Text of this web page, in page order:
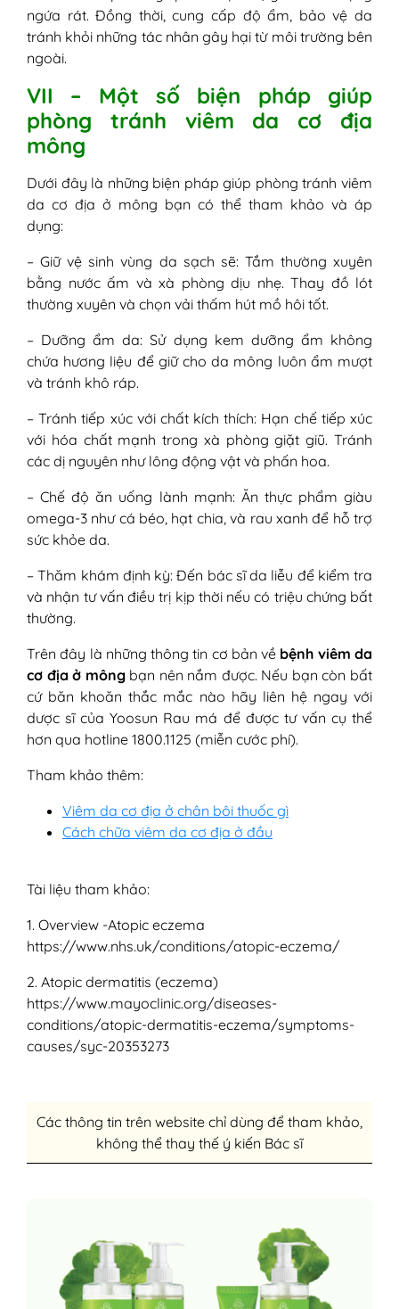
ngứa rát. Đồng thời, cung cấp độ ẩm, bảo vệ da
tránh khỏi những tác nhân gây hại từ môi trường bên
ngoài.
VII – Một số biện pháp giúp
phòng tránh viêm da cơ địa
mông
Dưới đây là những biện pháp giúp phòng tránh viêm
da cơ địa ở mông bạn có thể tham khảo và áp
dụng:
– Giữ vệ sinh vùng da sạch sẽ: Tắm thường xuyên
bằng nước ấm và xà phòng dịu nhẹ. Thay đồ lót
thường xuyên và chọn vải thấm hút mồ hôi tốt.
– Dưỡng ẩm da: Sử dụng kem dưỡng ẩm không
chứa hương liệu để giữ cho da mông luôn ẩm mượt
và tránh khô ráp.
– Tránh tiếp xúc với chất kích thích: Hạn chế tiếp xúc
với hóa chất mạnh trong xà phòng giặt giũ. Tránh
các dị nguyên như lông động vật và phấn hoa.
– Chế độ ăn uống lành mạnh: Ăn thực phẩm giàu
omega-3 như cá béo, hạt chia, và rau xanh để hỗ trợ
sức khỏe da.
– Thăm khám định kỳ: Đến bác sĩ da liễu để kiểm tra
và nhận tư vấn điều trị kịp thời nếu có triệu chứng bất
thường.
Trên đây là những thông tin cơ bản về bệnh viêm da
cơ địa ở môngbạn nên nắm được. Nếu bạn còn bất
cứ băn khoăn thắc mắc nào hãy liên hệ ngay với
dược sĩ của Yoosun Rau má để được tư vấn cụ thể
hơn qua hotline 1800.1125 (miễn cước phí).
Tham khảo thêm:
Viêm da cơ địa ở chân bôi thuốc gì
Cách chữa viêm da cơ địa ở đầu
Tài liệu tham khảo:
1. Overview -Atopic eczema
https://www.nhs.uk/conditions/atopic-eczema/
2. Atopic dermatitis (eczema)
https://www.mayoclinic.org/diseases-
conditions/atopic-dermatitis-eczema/symptoms-
causes/syc-20353273
Các thông tin trên website chỉ dùng để tham khảo,
không thể thay thế ý kiến Bác sĩ